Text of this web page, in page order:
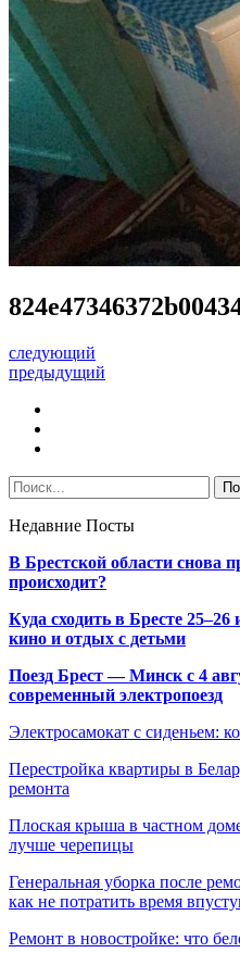
следующий
предыдущий
Недавние Посты
В Брестской области снова
происходит?
Куда сходить в Бресте
кино и отдых с детьми
Поезд Брест — Минск с 4
современный электропоезд
Электросамокат с сиденьем:
Перестройка квартиры в
ремонта
Плоская крыша в частном
лучше черепицы
Генеральная уборка после
как не потратить время
Ремонт в новостройке: что